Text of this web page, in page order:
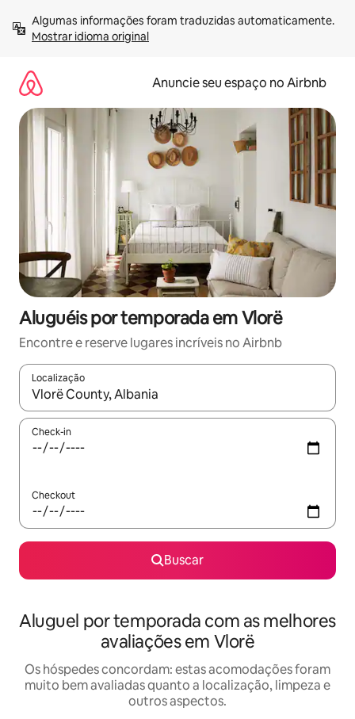
para
Mostrar idioma original
Anuncie seu espaço no Airbnb
Aluguéis por temporada em Vlorë
Encontre e reserve lugares incríveis no Airbnb
Localização
Quando os resultados estiverem disponíveis, explore-os
Check-in
Checkout
Buscar
Aluguel por temporada com as melhores
avaliações em Vlorë
Os hóspedes concordam: estas acomodações foram
muito bem avaliadas quanto a localização, limpeza e
outros aspectos.